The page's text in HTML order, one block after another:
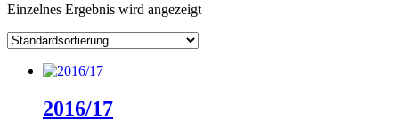
Einzelnes Ergebnis wird angezeigt
2016/17